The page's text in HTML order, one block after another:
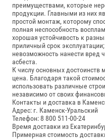
преимуществами, которые
продукции. Главными из них
простой монтаж, которому
полная неспособность
хорошая устойчивость к
приличный срок эксплуатации;
невозможность нанести вред
асбеста.
К числу основных достоинств
цена. Благодаря такой
использовать различные
независимо от своих
Контакты и доставка в
Адрес: г. Каменск-Уральский
Телефон: 8 800 511-00-24
Время доставки из
Примерная стоимость